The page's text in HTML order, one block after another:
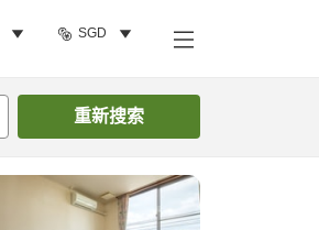
SGD
重新搜索
搜索客房